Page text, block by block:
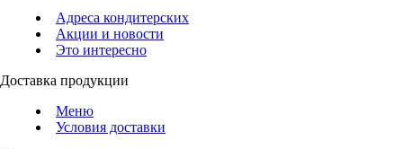
Адреса кондитерских
Акции и новости
Это интересно
Доставка продукции
Меню
Условия доставки